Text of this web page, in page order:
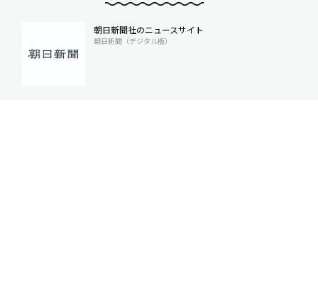
朝日新聞社のニュースサイト
朝日新聞（デジタル版）